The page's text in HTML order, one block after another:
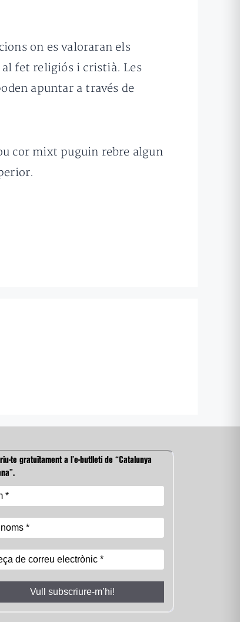
on es valoraran els
al fet religiós i cristià. Les
apuntar a través de
cor mixt puguin rebre algun
te gratuïtament a l’e-butlletí de “Catalunya